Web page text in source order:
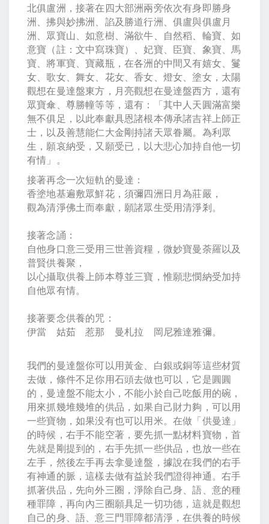
北俱盧洲，接著在四大部洲兩旁依次有身即勝身
洲、拂與妙拂洲、諂及勝道行洲、俱盧與俱盧月
洲、眾寶山、如意樹、滿欲牛、自然稻、輪寶、如
意寶（註：文中寫珠寶）、妃寶、臣寶、象寶、馬
寶、將軍寶、寶藏瓶，在各洲的中間又有嬉女、鬘
女、歌女、舞女、花女、香女、燈女、塗女，太陽
觀想在曼達盤東方，月亮觀想在曼達盤西方，還有
眾寶傘、尊勝幢等等，還有：「其中人天圓滿富樂
無不俱足，以此奉獻具恩諸根本傳承諸吉祥上師正
士，以及善慧能仁大金剛持諸天眾眷屬。為利眾
生，願哀納受，又願受已，以大悲心加持自他一切
有情」。
接著再念一次短軌的曼達：
香塗地基遍敷眾鮮花，須彌四洲日月為莊嚴，
觀為清淨佛土而奉獻，願諸眾生受用清淨剎。
接著念誦：
自他身口意三受用三世善資糧，微妙寶曼荼羅以及
普賢供養聚，
以心攝取供養上師本尊並三寶，惟願悲憫納受加持
自他眾有情。
接著要念供養的咒：
伊當 姑茹 惹那 曼札拉 岡尼雅達雅彌。
我們的曼達盤你可以用黃金、白銀或銅等這些材質
去做，條件不足你用石頭去做也可以，它是圓圓
的，曼達盤不能太小，不能小於自己吃飯用的碗，
用來抓幾堆幾堆的供品，如果自己財力夠，可以用
一些寶物，如果没有也可以用米。在做「供曼達」
的時候，右手不能空著，要先抓一點材料寶物，首
先就是剛提到的，右手先抓一些供品，也放一些在
左手，然後左手再去拿曼達盤，據說在我們的右手
有神通的脈，這樣去做有益於我們證得神通。右手
抓著供品，先向外三圈，淨除自己身、語、意的種
種罪障，再向內三圈願具足一切功德，這就是觀想
自己的身、語、意三門罪障都清淨，在供養的時候